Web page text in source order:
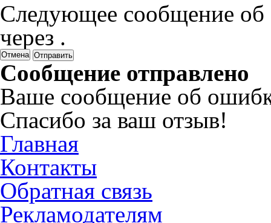
Следующее сообщение об
через .
Отмена
Сообщение отправлено
Ваше сообщение об
Спасибо за ваш отзыв!
Главная
Контакты
Обратная связь
Рекламодателям